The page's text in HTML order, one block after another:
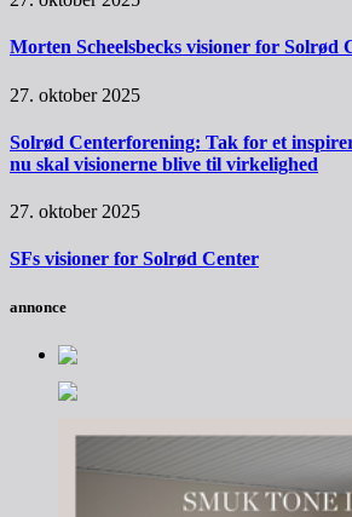
Morten Scheelsbecks visioner for Solrød
27. oktober 2025
Solrød Centerforening: Tak for et
nu skal visionerne blive til virkelighed
27. oktober 2025
SFs visioner for Solrød Center
annonce